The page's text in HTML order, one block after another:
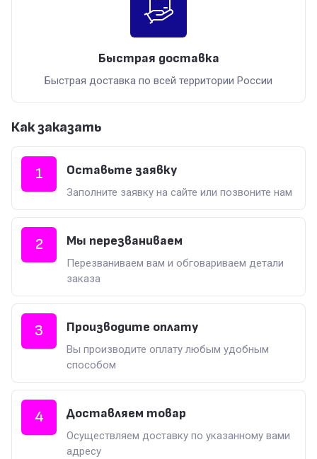
Быстрая доставка
Быстрая доставка по всей территории России
Как заказать
1 Оставьте заявку
Заполните заявку на сайте или позвоните нам
2 Мы перезваниваем
Перезваниваем вам и обговариваем детали
заказа
3 Производите оплату
Вы производите оплату любым удобным
способом
4 Доставляем товар
Осуществляем доставку по указанному вами
адресу